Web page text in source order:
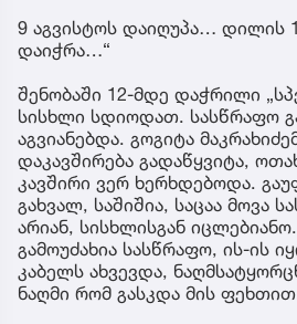
9 აგვისტოს დაიღუპა… დილის
დაიჭრა…“
შენობაში 12-მდე დაჭრილი
სისხლი სდიოდათ. სასწრაფო
აგვიანებდა. გოგიტა
დაკავშირება გადაწყვიტა,
კავშირი ვერ ხერხდებოდა.
გახვალ, საშიშია, საცაა მოვა
არიან, სისხლისგან
გამოუძახია სასწრაფო, ის-ის
კაბელს ახვევდა,
ნაღმი რომ გასკდა მის